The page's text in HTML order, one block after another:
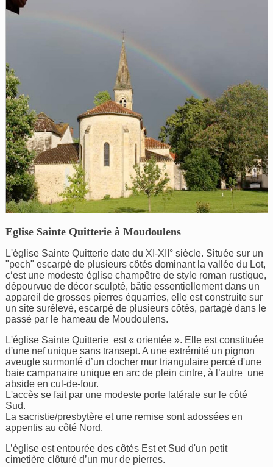
Eglise Sainte Quitterie à Moudoulens
L'église Sainte Quitterie date du XI-XII° siècle. Située sur un
"pech" escarpé de plusieurs côtés dominant la vallée du Lot,
c‘est une modeste église champêtre de style roman rustique,
dépourvue de décor sculpté, bâtie essentiellement dans un
appareil de grosses pierres équarries, elle est construite sur
un site surélevé, escarpé de plusieurs côtés, partagé dans le
passé par le hameau de Moudoulens.
L'église Sainte Quitterie est « orientée ». Elle est constituée
d'une nef unique sans transept. A une extrémité un pignon
aveugle surmonté d’un clocher mur triangulaire percé d'une
baie campanaire unique en arc de plein cintre, à l’autre une
abside en cul-de-four.
L'accès se fait par une modeste porte latérale sur le côté
Sud.
La sacristie/presbytère et une remise sont adossées en
appentis au côté Nord.
L’église est entourée des côtés Est et Sud d'un petit
cimetière clôturé d’un mur de pierres.